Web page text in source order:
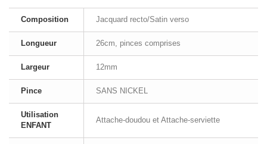
Composition Jacquard recto/Satin verso
Longueur 26cm, pinces comprises
Largeur 12mm
Pince SANS NICKEL
Utilisation
ENFANT
Attache-doudou et Attache-serviette